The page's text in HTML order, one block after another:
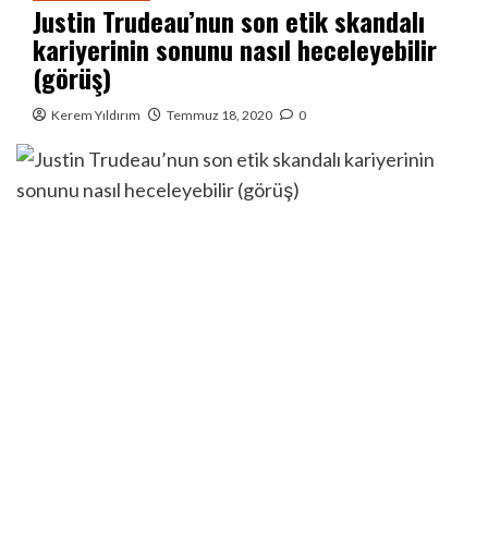
Justin Trudeau’nun son etik skandalı
kariyerinin sonunu nasıl heceleyebilir
(görüş)
Kerem Yıldırım Temmuz 18, 2020 0